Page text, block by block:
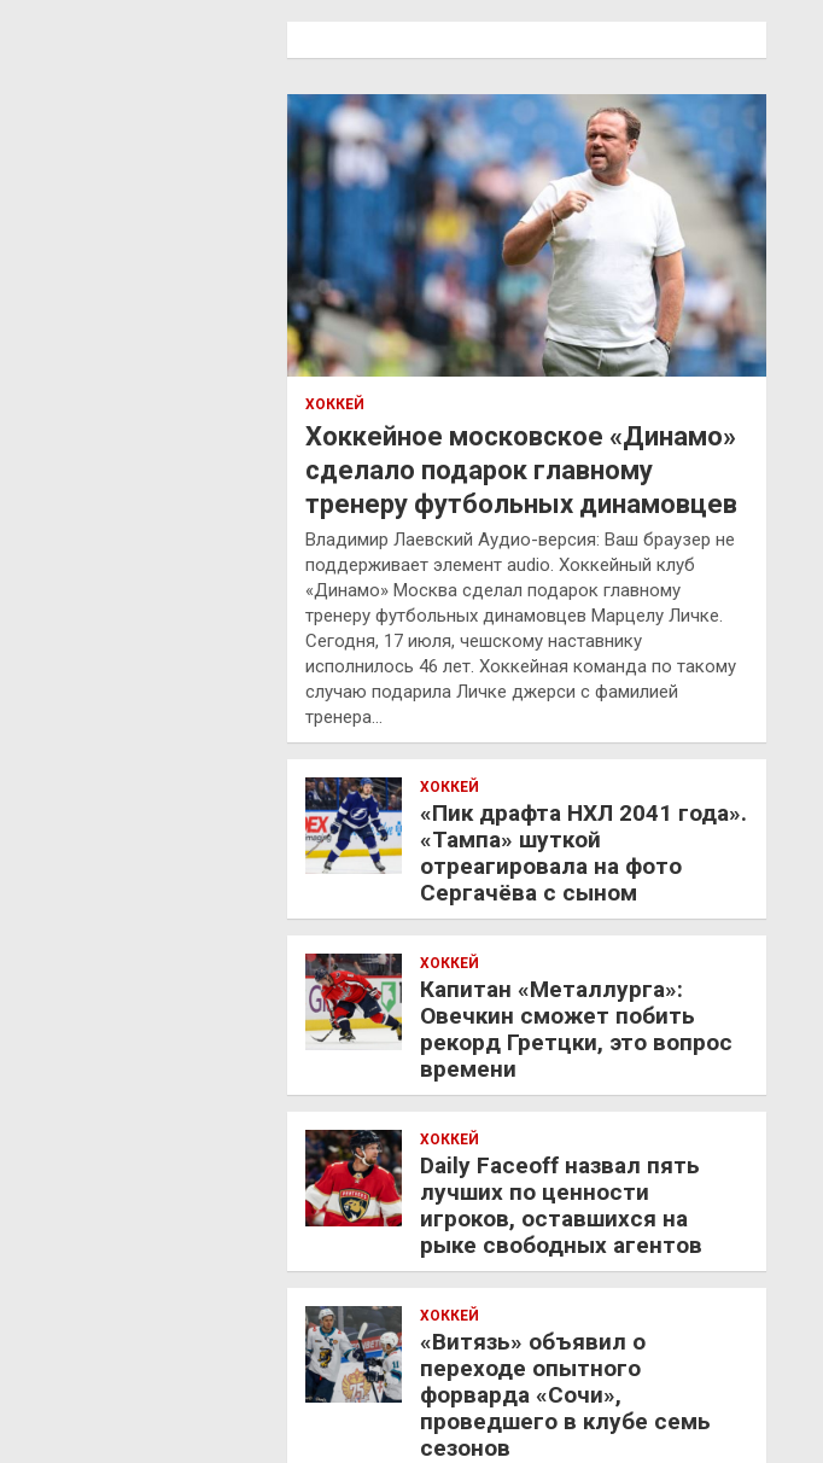
ХОККЕЙ
Хоккейное московское «Динамо»
сделало подарок главному
тренеру футбольных динамовцев
Владимир Лаевский Аудио-версия: Ваш браузер не
поддерживает элемент audio. Хоккейный клуб
«Динамо» Москва сделал подарок главному
тренеру футбольных динамовцев Марцелу Личке.
Сегодня, 17 июля, чешскому наставнику
исполнилось 46 лет. Хоккейная команда по такому
случаю подарила Личке джерси с фамилией
тренера…
ХОККЕЙ
«Пик драфта НХЛ 2041 года».
«Тампа» шуткой
отреагировала на фото
Сергачёва с сыном
ХОККЕЙ
Капитан «Металлурга»:
Овечкин сможет побить
рекорд Гретцки, это вопрос
времени
ХОККЕЙ
Daily Faceoff назвал пять
лучших по ценности
игроков, оставшихся на
рыке свободных агентов
ХОККЕЙ
«Витязь» объявил о
переходе опытного
форварда «Сочи»,
проведшего в клубе семь
сезонов